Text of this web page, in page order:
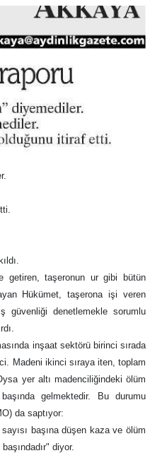
getiren, taşeronun ur gibi bütün
Hükümet, taşerona işi veren
güvenliği denetlemekle sorumlu
inşaat sektörü birinci sırada
Madeni ikinci sıraya iten, toplam
yer altı madenciliğindeki ölüm
gelmektedir. Bu durumu
da saptıyor:
başına düşen kaza ve ölüm
diyor.